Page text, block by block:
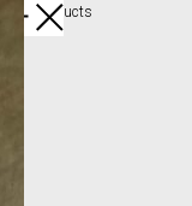
More products